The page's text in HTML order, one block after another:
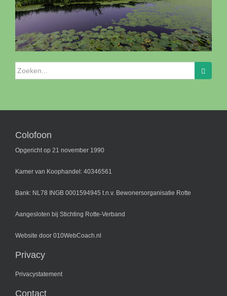
Zoeken
naar:
Colofoon
Opgericht op 21 november 1990
Kamer van Koophandel: 40346561
Bank: NL78 INGB 0001594945 t.n.v. Bewonersorganisatie Rotte
Aangesloten bij Stichting Rotte-Verband
Website door 010WebCoach.nl
Privacy
Privacystatement
Contact